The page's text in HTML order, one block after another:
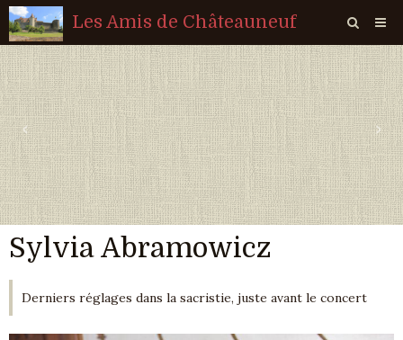
Les Amis de Châteauneuf
Page d'accueil
Livre d'or
Agenda
Quiz
Vidéos
Album
Contact
Sondages
‹ ›
Sylvia Abramowicz
Derniers réglages dans la sacristie, juste avant le concert